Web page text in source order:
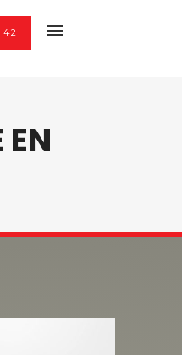
42